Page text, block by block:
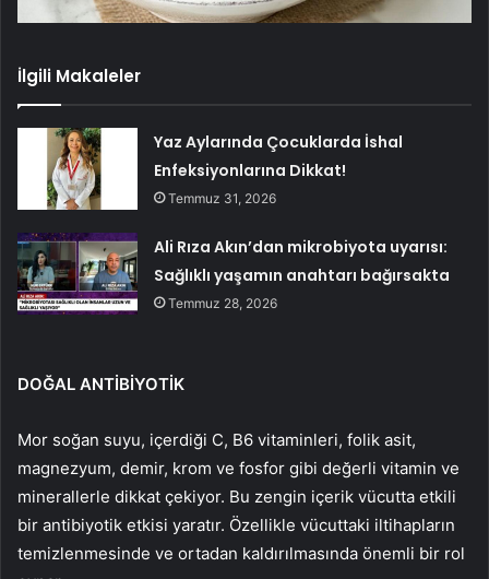
İlgili Makaleler
Yaz Aylarında Çocuklarda İshal
Enfeksiyonlarına Dikkat!
Temmuz 31, 2026
Ali Rıza Akın’dan mikrobiyota uyarısı:
Sağlıklı yaşamın anahtarı bağırsakta
Temmuz 28, 2026
DOĞAL ANTİBİYOTİK
Mor soğan suyu, içerdiği C, B6 vitaminleri, folik asit,
magnezyum, demir, krom ve fosfor gibi değerli vitamin ve
minerallerle dikkat çekiyor. Bu zengin içerik vücutta etkili
bir antibiyotik etkisi yaratır. Özellikle vücuttaki iltihapların
temizlenmesinde ve ortadan kaldırılmasında önemli bir rol